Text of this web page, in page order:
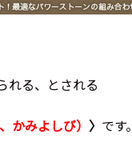
れる、とされる
かみよしび） 〉 です